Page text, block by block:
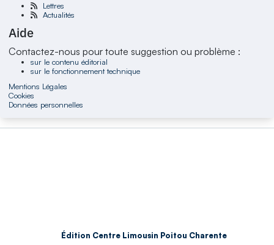
Lettres
Actualités
Aide
Contactez-nous pour toute suggestion ou problème :
sur le contenu éditorial
sur le fonctionnement technique
Mentions Légales
Cookies
Données personnelles
Édition Centre Limousin Poitou Charente